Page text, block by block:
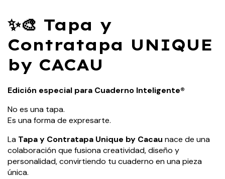
✨🎨 Tapa y
Contratapa UNIQUE
by CACAU
Edición especial para Cuaderno Inteligente®
No es una tapa.
Es una forma de expresarte.
La Tapa y Contratapa Unique by Cacau nace de una
colaboración que fusiona creatividad, diseño y
personalidad, convirtiendo tu cuaderno en una pieza
única.